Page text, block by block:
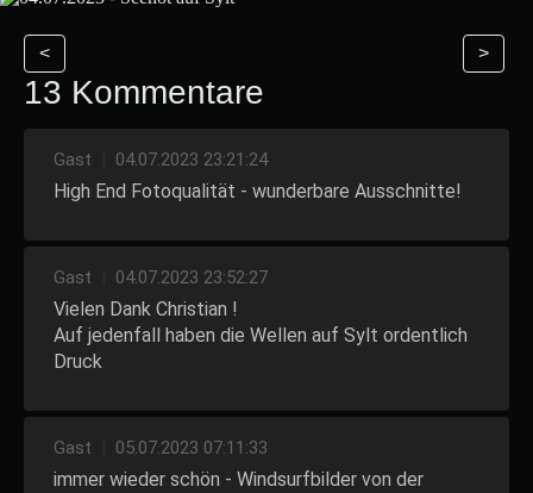
< >
13 Kommentare
Gast 04.07.2023 23:21:24
High End Fotoqualität - wunderbare Ausschnitte!
Gast 04.07.2023 23:52:27
Vielen Dank Christian !
Auf jedenfall haben die Wellen auf Sylt ordentlich
Druck
Gast 05.07.2023 07:11:33
immer wieder schön - Windsurfbilder von der